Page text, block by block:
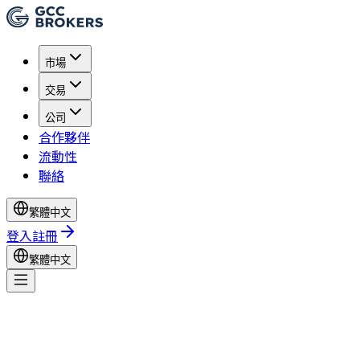
市場
交易
公司
合作夥伴
流動性
聯絡
繁體中文
登入註冊
繁體中文